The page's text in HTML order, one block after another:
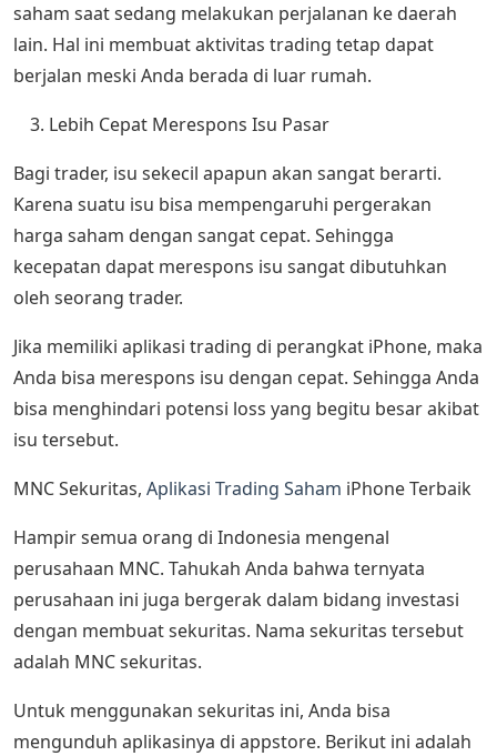
saham saat sedang melakukan perjalanan ke daerah
lain. Hal ini membuat aktivitas trading tetap dapat
berjalan meski Anda berada di luar rumah.
Lebih Cepat Merespons Isu Pasar
Bagi trader, isu sekecil apapun akan sangat berarti.
Karena suatu isu bisa mempengaruhi pergerakan
harga saham dengan sangat cepat. Sehingga
kecepatan dapat merespons isu sangat dibutuhkan
oleh seorang trader.
Jika memiliki aplikasi trading di perangkat iPhone, maka
Anda bisa merespons isu dengan cepat. Sehingga Anda
bisa menghindari potensi loss yang begitu besar akibat
isu tersebut.
MNC Sekuritas, Aplikasi Trading Saham iPhone Terbaik
Hampir semua orang di Indonesia mengenal
perusahaan MNC. Tahukah Anda bahwa ternyata
perusahaan ini juga bergerak dalam bidang investasi
dengan membuat sekuritas. Nama sekuritas tersebut
adalah MNC sekuritas.
Untuk menggunakan sekuritas ini, Anda bisa
mengunduh aplikasinya di appstore. Berikut ini adalah